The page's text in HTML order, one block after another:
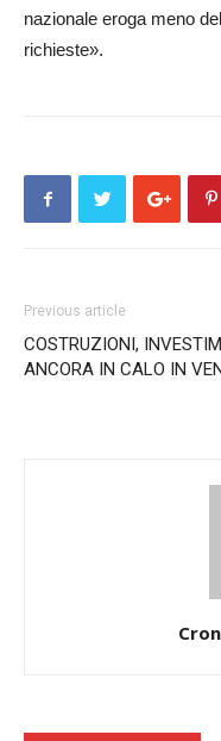
nazionale ero­ga me­no
richieste».
Previous article
COSTRUZIONI,
ANCORA IN CALO IN